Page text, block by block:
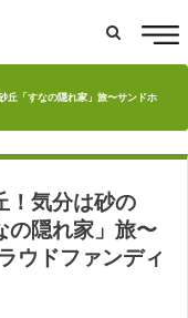
丘「すなの隠れ家」旅〜サンドホ
！気分は砂の
の隠れ家」旅〜
ウドファンディ